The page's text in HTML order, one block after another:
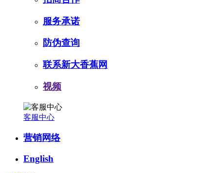
服务承诺
防伪查询
联系新大香蕉网
视频
客服中心
营销网络
English